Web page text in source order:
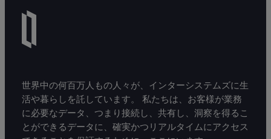
世界中の何百万人もの人々が、インターシステムズに生
活や暮らしを託しています。 私たちは、お客様が業務
に必要なデータ、つまり接続し、共有し、洞察を得るこ
とができるデータに、確実かつリアルタイムにアクセス